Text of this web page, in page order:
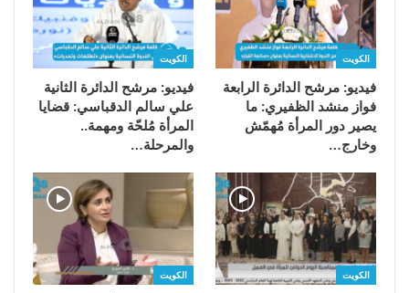
الكويت
فيديو: مرشح الدائرة الرابعة
فواز منشد الظفيري: ما
يصير دور المرأة مُهمّش
وخارج…
الكويت
فيديو: مرشح الدائرة الثانية
علي سالم الدقباسي: قضايا
المرأة مُلحّة ومهمة..
والمرحلة…
الكويت الكويت